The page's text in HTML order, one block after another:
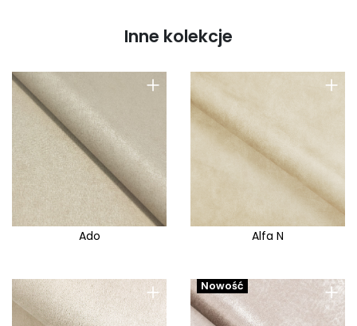
Inne kolekcje
+
Ado
+
Alfa N
+ +
Nowość